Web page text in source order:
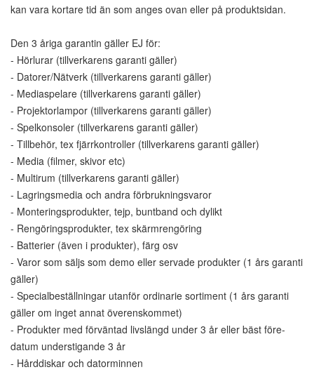
kan vara kortare tid än som anges ovan eller på produktsidan.
Den 3 åriga garantin gäller EJ för:
- Hörlurar (tillverkarens garanti gäller)
- Datorer/Nätverk (tillverkarens garanti gäller)
- Mediaspelare (tillverkarens garanti gäller)
- Projektorlampor (tillverkarens garanti gäller)
- Spelkonsoler (tillverkarens garanti gäller)
- Tillbehör, tex fjärrkontroller (tillverkarens garanti gäller)
- Media (filmer, skivor etc)
- Multirum (tillverkarens garanti gäller)
- Lagringsmedia och andra förbrukningsvaror
- Monteringsprodukter, tejp, buntband och dylikt
- Rengöringsprodukter, tex skärmrengöring
- Batterier (även i produkter), färg osv
- Varor som säljs som demo eller servade produkter (1 års garanti
gäller)
- Specialbeställningar utanför ordinarie sortiment (1 års garanti
gäller om inget annat överenskommet)
- Produkter med förväntad livslängd under 3 år eller bäst före-
datum understigande 3 år
- Hårddiskar och datorminnen